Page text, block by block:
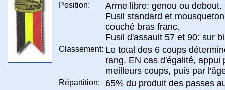
Position:
Arme libre: genou ou debout.
Fusil standard et
couché bras franc.
Fusil d'assault 57 et 90: sur
Classement: Le total des 6 coups
rang. EN cas d'égalité, appui
meilleurs coups, puis par
Répartition:
65% du produit des passes